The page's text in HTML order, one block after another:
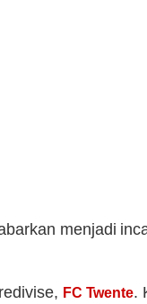
menjadi
FC Twente.